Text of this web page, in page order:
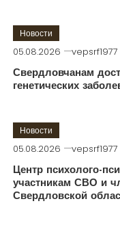
Новости
05.08.2026 vepsrf1977
Свердловчанам
генетических
Новости
05.08.2026 vepsrf1977
Центр психолого-
участникам СВО и
Свердловской